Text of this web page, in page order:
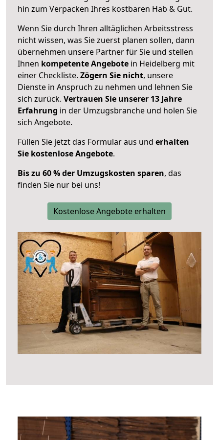
hin zum Verpacken Ihres kostbaren Hab & Gut.
Wenn Sie durch Ihren alltäglichen Arbeitsstress
nicht wissen, was Sie zuerst planen sollen, dann
übernehmen unsere Partner für Sie und stellen
Ihnen kompetente Angebote in Heidelberg mit
einer Checkliste. Zögern Sie nicht, unsere
Dienste in Anspruch zu nehmen und lehnen Sie
sich zurück. Vertrauen Sie unserer 13 Jahre
Erfahrung in der Umzugsbranche und holen Sie
sich Angebote.
Füllen Sie jetzt das Formular aus und erhalten
Sie kostenlose Angebote.
Bis zu 60 % der Umzugskosten sparen, das
finden Sie nur bei uns!
Kostenlose Angebote erhalten